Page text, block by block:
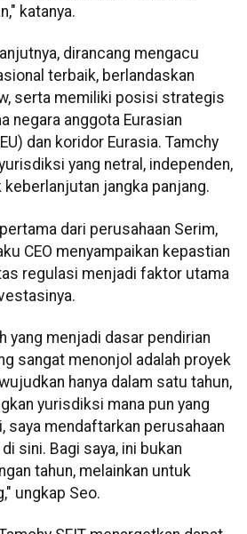
katanya.
dirancang mengacu
terbaik, berlandaskan
serta memiliki posisi strategis
negara anggota Eurasian
dan koridor Eurasia. Tamchy
yang netral, independen,
jangka panjang.
dari perusahaan Serim,
CEO menyampaikan kepastian
regulasi menjadi faktor utama
yang menjadi dasar pendirian
sangat menonjol adalah proyek
hanya dalam satu tahun,
yurisdiksi mana pun yang
saya mendaftarkan perusahaan
sini. Bagi saya, ini bukan
tahun, melainkan untuk
ungkap Seo.